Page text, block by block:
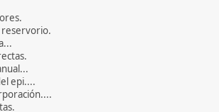
reservorio.
epi....